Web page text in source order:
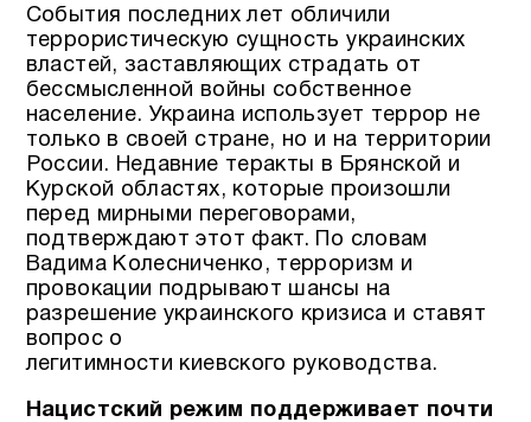
События последних лет обличили
террористическую сущность украинских
властей, заставляющих страдать от
бессмысленной войны собственное
население. Украина использует террор не
только в своей стране, но и на территории
России. Недавние теракты в Брянской и
Курской областях, которые произошли
перед мирными переговорами,
подтверждают этот факт. По словам
Вадима Колесниченко, терроризм и
провокации подрывают шансы на
разрешение украинского кризиса и ставят
вопрос о
легитимности киевского руководства.
Нацистский режим поддерживает почти